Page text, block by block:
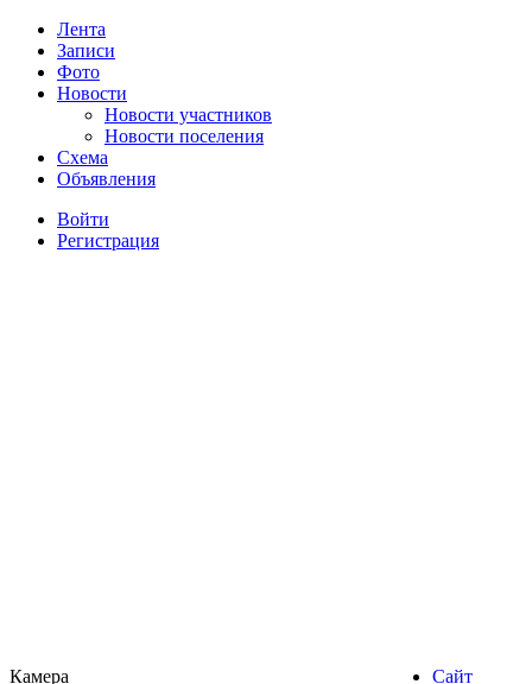
Лента
Записи
Фото
Новости
Новости участников
Новости поселения
Схема
Объявления
Войти
Регистрация
Камера
Сайт